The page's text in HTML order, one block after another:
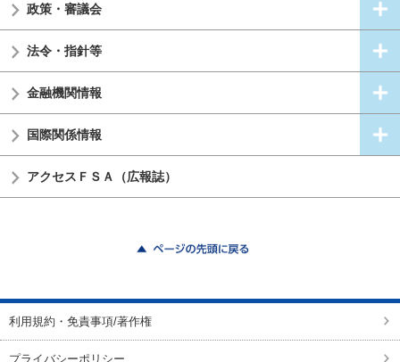
政策・審議会
法令・指針等
金融機関情報
国際関係情報
アクセスＦＳＡ（広報誌）
利用規約・免責事項/著作権
プライバシーポリシー